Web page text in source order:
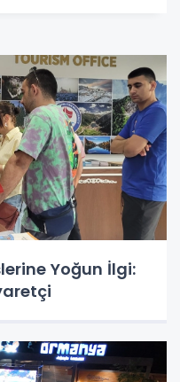
Yoğun İlgi: